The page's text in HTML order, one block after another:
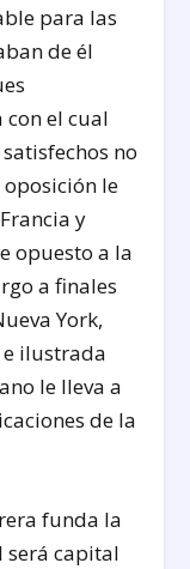
para las
de él
el cual
no
le
y
opuesto a la
a finales
York,
ilustrada
le lleva a
de la
funda la
será capital